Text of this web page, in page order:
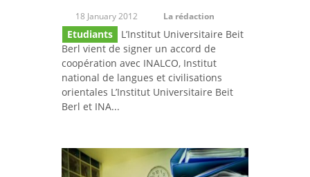
18 January 2012 La rédaction
Etudiants
L’Institut Universitaire Beit
Berl vient de signer un accord de
coopération avec INALCO, Institut
national de langues et civilisations
orientales L’Institut Universitaire Beit
Berl et INA...